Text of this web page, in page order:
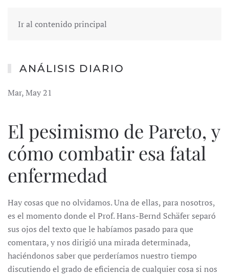
Ir al contenido principal
ANÁLISIS DIARIO
Mar, May 21
El pesimismo de Pareto, y
cómo combatir esa fatal
enfermedad
Hay cosas que no olvidamos. Una de ellas, para nosotros,
es el momento donde el Prof. Hans-Bernd Schäfer separó
sus ojos del texto que le habíamos pasado para que
comentara, y nos dirigió una mirada determinada,
haciéndonos saber que perderíamos nuestro tiempo
discutiendo el grado de eficiencia de cualquier cosa si nos